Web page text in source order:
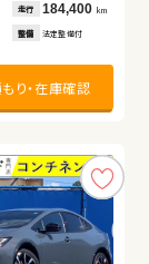
走行 184,400 km
整備 法定整備付
り・在庫確認
り・在庫確認
り・在庫確認